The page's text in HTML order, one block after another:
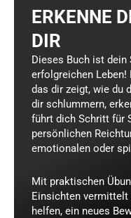
ERKENNE
DIR
Dieses Buch ist dein
erfolgreichen Leben!
das dir zeigt, wie du
dir schlummern,
führt dich Schritt für
persönlichen
emotionalen oder
Mit praktischen
Einsichten vermittelt
helfen, ein neues